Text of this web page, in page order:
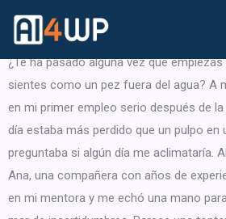
RRHH?
¿Te ha pasado alguna vez que
sientes como un pez fuera del agua? A
en mi primer empleo serio después de la
día estaba más perdido que un pulpo en
preguntaba si algún día me aclimataría.
Ana, una compañera con años de
en mi mentora y me echó una mano